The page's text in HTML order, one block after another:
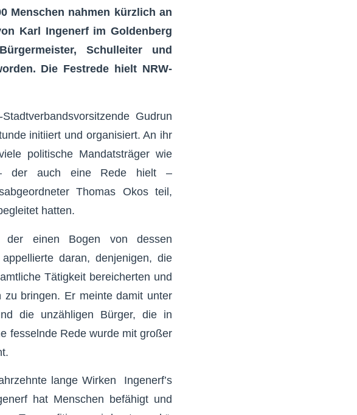
Menschen nahmen kürzlich an
Karl Ingenerf im Goldenberg
Schulleiter und
Die Festrede hielt NRW-
Gudrun
initiiert und organisiert. An ihr
politische Mandatsträger wie
– der auch eine Rede hielt –
Thomas Okos teil,
hatten.
der einen Bogen von dessen
daran, denjenigen, die
Tätigkeit bereicherten und
bringen. Er meinte damit unter
die unzähligen Bürger, die in
fesselnde Rede wurde mit großer
lange Wirken Ingenerf’s
hat Menschen befähigt und